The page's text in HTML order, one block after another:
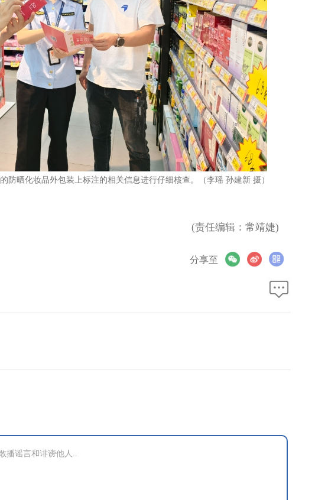
防晒化妆品外包装上标注的相关信息进行仔细核查。（李瑶 孙建新 摄）
(责任编辑：常靖婕)
分享至